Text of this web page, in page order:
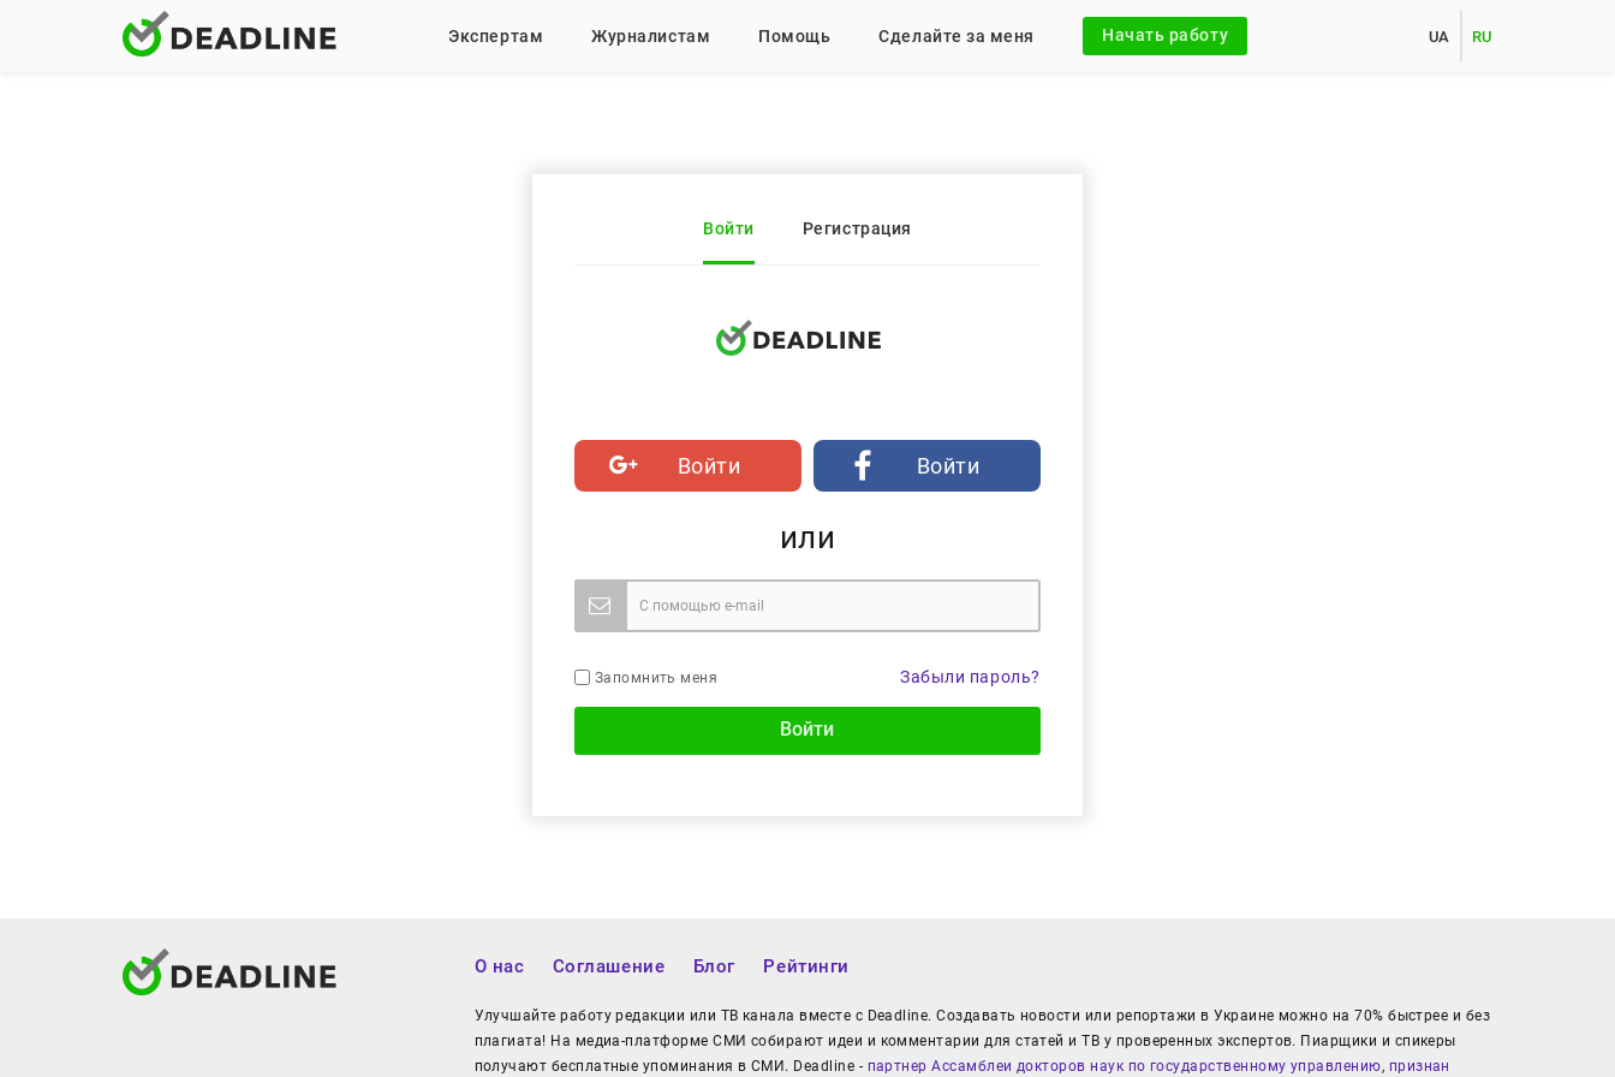
Экспертам Журналистам Помощь Сделайте за меня Начать работу UA RU
Войти Регистрация
Войти Войти
или
Запомнить меня Забыли пароль?
Войти
О нас Соглашение Блог Рейтинги
Улучшайте работу редакции или ТВ канала вместе с Deadline. Создавать новости или репортажи в Украине можно на 70% быстрее и без
плагиата! На медиа-платформе СМИ собирают идеи и комментарии для статей и ТВ у проверенных экспертов. Пиарщики и спикеры
получают бесплатные упоминания в СМИ. Deadline - партнер Ассамблеи докторов наук по государственному управлению, признан